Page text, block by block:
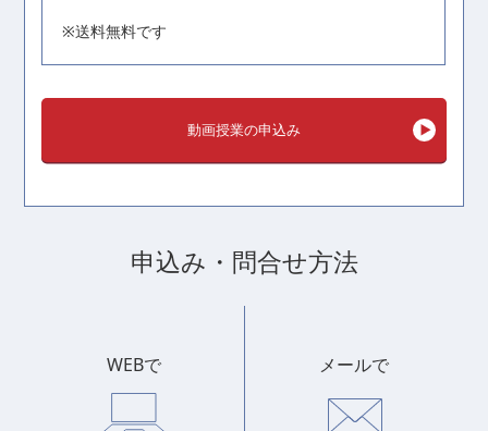
※送料無料です
動画授業の申込み
申込み・ 問合せ方法
WEBで メールで